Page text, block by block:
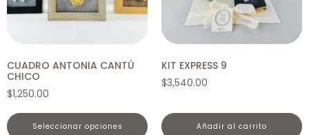
CUADRO ANTONIA CANTÚ
CHICO
$1,250.00
seleccionar opciones
KIT EXPRESS 9
$3,540.00
añadir al carrito